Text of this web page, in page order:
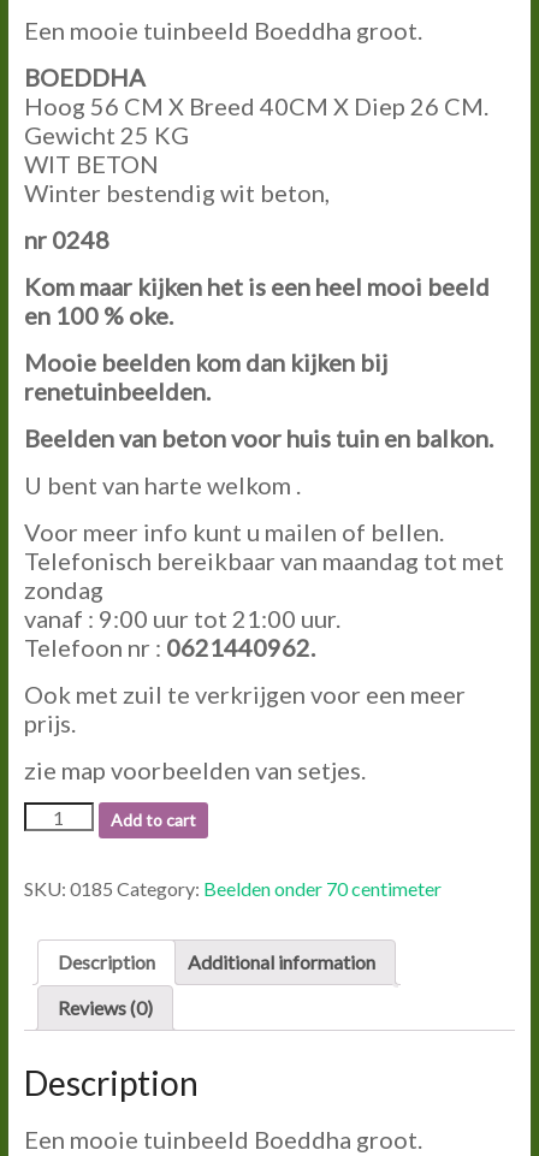
Een mooie tuinbeeld Boeddha groot.
BOEDDHA
Hoog 56 CM X Breed 40CM X Diep 26 CM.
Gewicht 25 KG
WIT BETON
Winter bestendig wit beton,
nr 0248
Kom maar kijken het is een heel mooi beeld
en 100 % oke.
Mooie beelden kom dan kijken bij
renetuinbeelden.
Beelden van beton voor huis tuin en balkon.
U bent van harte welkom .
Voor meer info kunt u mailen of bellen.
Telefonisch bereikbaar van maandag tot met
zondag
vanaf : 9:00 uur tot 21:00 uur.
Telefoon nr : 0621440962.
Ook met zuil te verkrijgen voor een meer
prijs.
zie map voorbeelden van setjes.
0185
VARAO
SPHINX
HOUDER.
quantity
Add to cart
SKU: 0185 Category: Beelden onder 70 centimeter
Description
Additional information
Reviews (0)
Description
Een mooie tuinbeeld Boeddha groot.